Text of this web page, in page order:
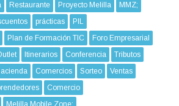
Restaurante Proyecto Melilla
MMZ;
prácticas
PIL
Plan de Formación TIC
Foro Empresarial
Itinerarios Conferencia
Tributos
Comercios Sorteo
Ventas
Comercio
Melilla Mobile Zone;